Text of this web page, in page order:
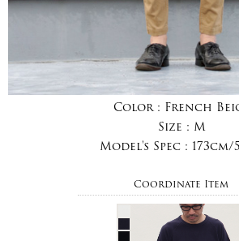
Color : French
Size : M
Model's Spec : 173cm/
Coordinate Item